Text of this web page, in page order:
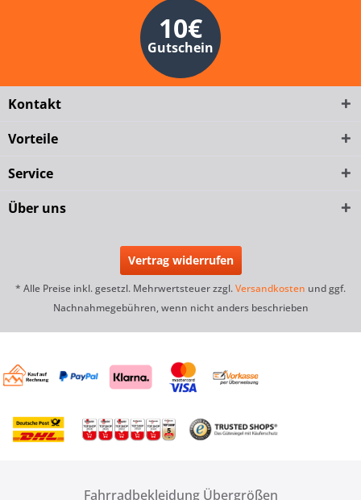
10€
Gutschein
Kontakt
Vorteile
Service
Über uns
Vertrag widerrufen
* Alle Preise inkl. gesetzl. Mehrwertsteuer zzgl.Versandkosten und ggf.
Nachnahmegebühren, wenn nicht anders beschrieben
Fahrradbekleidung Übergrößen